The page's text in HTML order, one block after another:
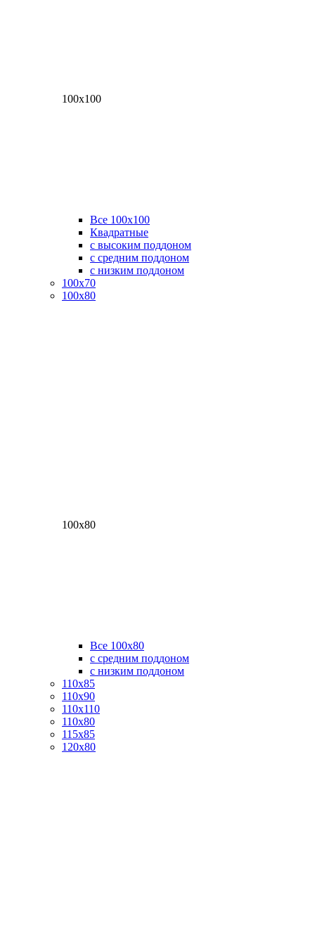
100х100
Все 100х100
Квадратные
с высоким поддоном
с средним поддоном
с низким поддоном
100х70
100х80
100х80
Все 100х80
с средним поддоном
с низким поддоном
110х85
110х90
110х110
110х80
115х85
120х80